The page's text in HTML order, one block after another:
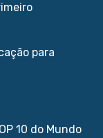
para
10 do Mundo